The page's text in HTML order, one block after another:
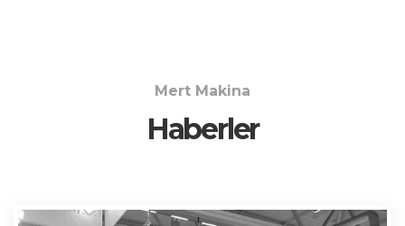
Mert Makina
Haberler